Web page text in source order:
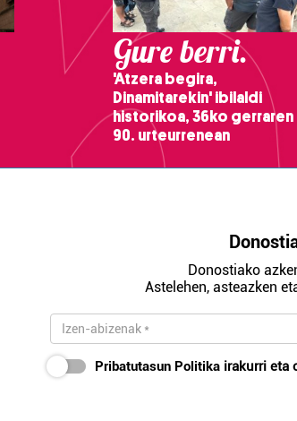
Gure berri.
'Atzera begira,
Dinamitarekin' ibilaldi
historikoa, 36ko gerraren
90. urteurrenean
Donostiako
Astelehen, asteazken
Pribatutasun Politika irakurri eta